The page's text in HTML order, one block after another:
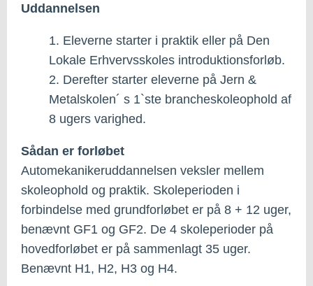
Uddannelsen
1. Eleverne starter i praktik eller på Den
Lokale Erhvervsskoles introduktionsforløb.
2. Derefter starter eleverne på Jern &
Metalskolen´ s 1`ste brancheskoleophold af
8 ugers varighed.
Sådan er forløbet
Automekanikeruddannelsen veksler mellem
skoleophold og praktik. Skoleperioden i
forbindelse med grundforløbet er på 8 + 12 uger,
benævnt GF1 og GF2. De 4 skoleperioder på
hovedforløbet er på sammenlagt 35 uger.
Benævnt H1, H2, H3 og H4.